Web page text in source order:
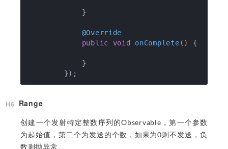
            }
@Override
public
void onComplete () {
            }
Range
创建一个发射特定整数序列的Observable，第一个参数
为起始值，第二个为发送的个数，如果为0则不发送，负
数则抛异常。